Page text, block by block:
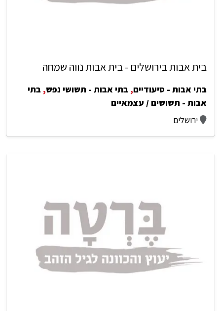
בית אבות בירושלים - בית אבות נווה שמחה
בתי אבות - סיעודיים, בתי אבות - תשושי נפש, בתי
אבות - תשושים / עצמאיים
ירושלים